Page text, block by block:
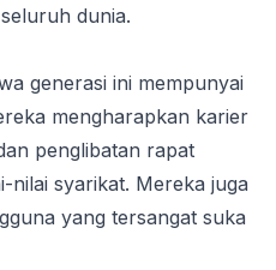
dunia.
generasi ini mempunyai
mengharapkan karier
penglibatan rapat
nilai syarikat. Mereka juga
yang tersangat suka